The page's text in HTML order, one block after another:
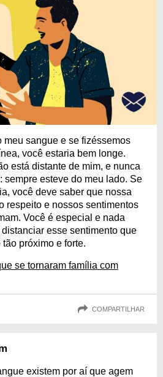
meu sangue e se fizéssemos
você estaria bem longe.
está distante de mim, e nunca
sempre esteve do meu lado. Se
você deve saber que nossa
respeito e nossos sentimentos
Você é especial e nada
esse sentimento que
próximo e forte.
se tornaram família com
COMPARTILHAR
existem por aí que agem